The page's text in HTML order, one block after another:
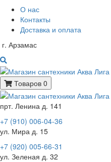
О нас
Контакты
Доставка и оплата
г. Арзамас
Товаров 0
прт. Ленина д. 141
+7 (910) 006-04-36
ул. Мира д. 15
+7 (920) 005-66-31
ул. Зеленая д. 32